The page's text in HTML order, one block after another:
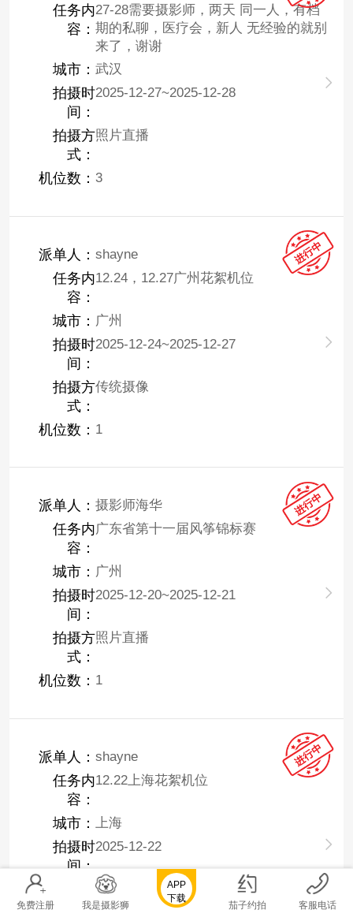
任务内
容：
27-28需要摄影师，两天 同一人，有档
期的私聊，医疗会，新人 无经验的就别
来了，谢谢
城市： 武汉
拍摄时
间：
2025-12-27~2025-12-28
拍摄方
式：
照片直播
机位数： 3
派单人： shayne
任务内
容：
12.24，12.27广州花絮机位
城市： 广州
拍摄时
间：
2025-12-24~2025-12-27
拍摄方
式：
传统摄像
机位数： 1
派单人： 摄影师海华
任务内
容：
广东省第十一届风筝锦标赛
城市： 广州
拍摄时
间：
2025-12-20~2025-12-21
拍摄方
式：
照片直播
机位数： 1
派单人： shayne
任务内
容：
12.22上海花絮机位
城市： 上海
拍摄时
间：
2025-12-22
式：
传统摄像
免费注册 我是摄影狮
APP
下载
茄子约拍 客服电话